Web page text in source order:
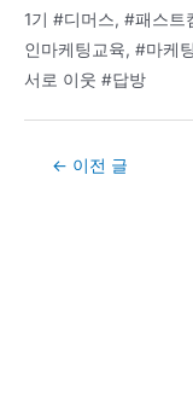
1기 #디머스, #패스
인마케팅교육, #마케
서로 이웃 #답방
Post← 이전 글